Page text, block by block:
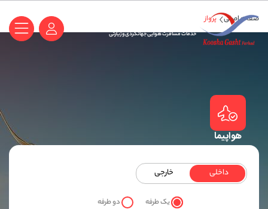
خدمات مسافرت هوایی جهانگردی و زیارتی
صفحه اصلی پرواز
هواپیما
خارجی داخلی
یک طرفه دو طرفه